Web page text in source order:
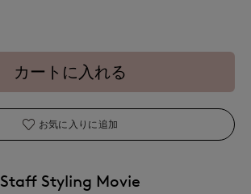
カートに入れる
お気に入りに追加
Staff Styling Movie